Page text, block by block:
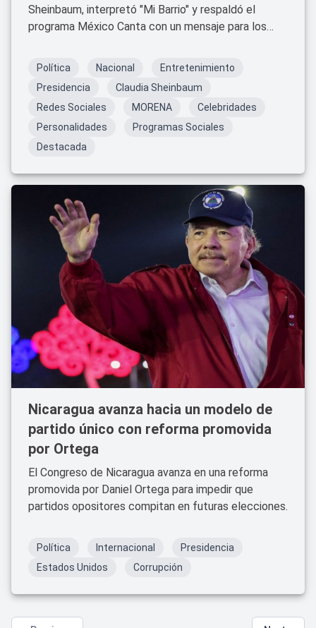
Sheinbaum, interpretó "Mi Barrio" y respaldó el
programa México Canta con un mensaje para los
Política Nacional
Entretenimiento
Presidencia
Claudia Sheinbaum
Redes Sociales
MORENA
Celebridades
Personalidades
Programas Sociales
Destacada
Nicaragua avanza hacia un modelo de
partido único con reforma promovida
por Ortega
El Congreso de Nicaragua avanza en una reforma
promovida por Daniel Ortega para impedir que
partidos opositores compitan en futuras elecciones.
Política Internacional
Presidencia
Estados Unidos
Corrupción